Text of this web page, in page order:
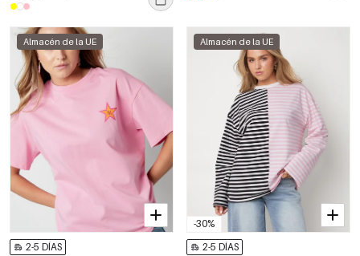
Almacén de la UE
2-5 DÍAS
-30%
Almacén de la UE
2-5 DÍAS